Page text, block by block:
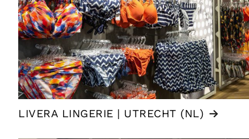
LIVERA LINGERIE | UTRECHT (NL)